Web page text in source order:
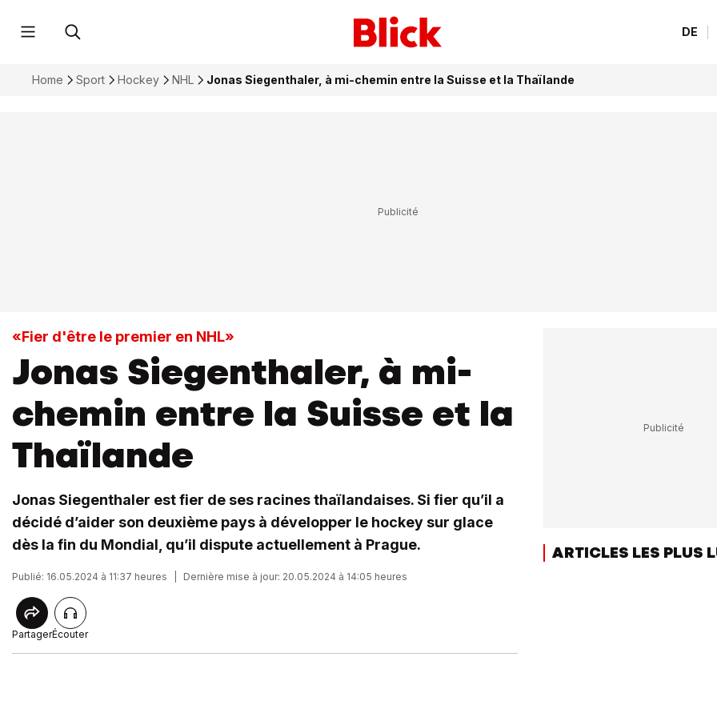
DE
Home Sport Hockey NHL Jonas Siegenthaler, à mi-chemin entre la Suisse et la Thaïlande
«Fier d'être le premier en NHL»
Jonas Siegenthaler, à mi-
chemin entre la Suisse et la
Thaïlande
Jonas Siegenthaler est fier de ses racines thaïlandaises. Si fier qu’il a
décidé d’aider son deuxième pays à développer le hockey sur glace
dès la fin du Mondial, qu’il dispute actuellement à Prague.
Publié: 16.05.2024 à 11:37 heures Dernière mise à jour: 20.05.2024 à 14:05 heures
PartagerÉcouter
ARTICLES LES PLUS